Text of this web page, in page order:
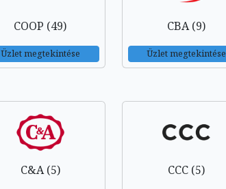
COOP (49)
Üzlet megtekintése
CBA (9)
Üzlet megtekintése
C&A (5) CCC (5)